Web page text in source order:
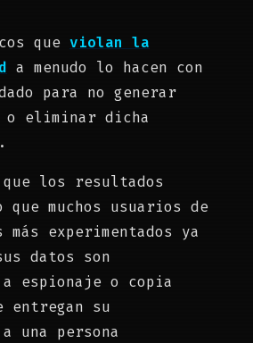
que violan la
a menudo lo hacen con
para no generar
o eliminar dicha
que los resultados
muchos usuarios de
más experimentados ya
datos son
espionaje o copia
entregan su
una persona